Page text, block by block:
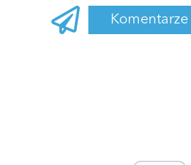
Komentarze